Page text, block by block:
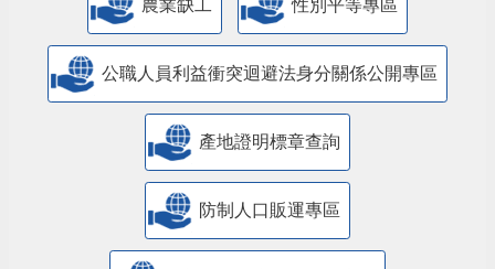
農業缺工 性別平等專區
公職人員利益衝突迴避法身分關係公開專區
產地證明標章查詢
防制人口販運專區